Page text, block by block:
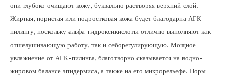
они глубоко очищают кожу, буквально растворяя верхний слой.
Жирная, пористая или подростковая кожа будет благодарна АГК-
пилингу, поскольку альфа-гидроксикислоты отлично выполняют как
отшелушивающую работу, так и себорегулирующую. Мощное
увлажнение от АГК-пилинга, благотворно сказывается на водно-
жировом балансе эпидермиса, а также на его микрорельефе. Поры